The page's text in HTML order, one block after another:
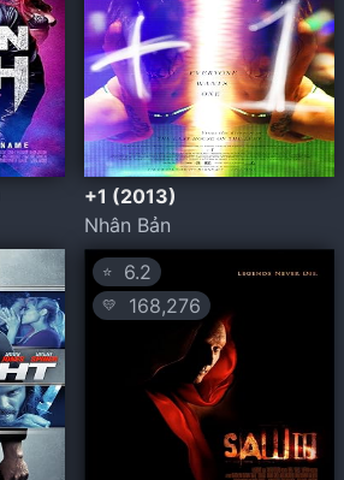
+1 (2013)
Nhân Bản
⭐ 6.2
💛 168,276